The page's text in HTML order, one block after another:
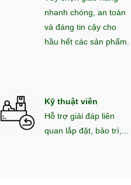
nhanh chóng, an toàn
và đáng tin cậy cho
hầu hết các sản phẩm.
Kỹ thuật viên
Hỗ trợ giải đáp liên
quan lắp đặt, bảo trì,...